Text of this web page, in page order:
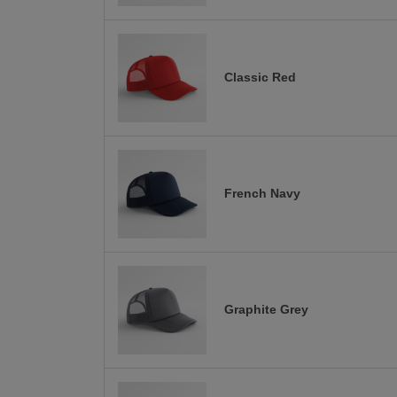
Classic Red
French Navy
Graphite Grey